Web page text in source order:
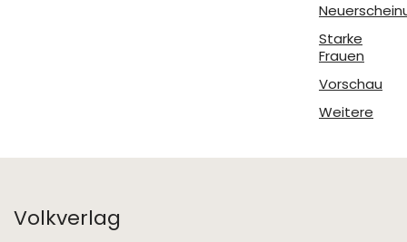
Starke
Frauen
Vorschau
Weitere
Volkverlag